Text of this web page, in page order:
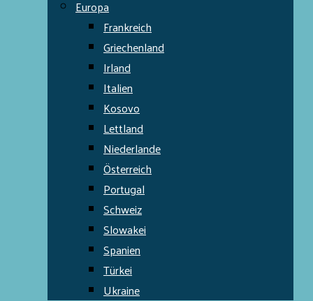
Europa
Frankreich
Griechenland
Irland
Italien
Kosovo
Lettland
Niederlande
Österreich
Portugal
Schweiz
Slowakei
Spanien
Türkei
Ukraine